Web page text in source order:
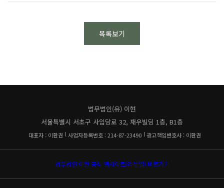
목록보기
법무법인(유) 이현
서울특별시 서초구 사임당로 32, 재우빌딩 1층, B1층
대표자 : 이환권 사업자등록번호 : 214-87-23490 광고책임변호사 : 이환권
법무법인 이현 공식 웹사이트(리뉴얼) 바로가기